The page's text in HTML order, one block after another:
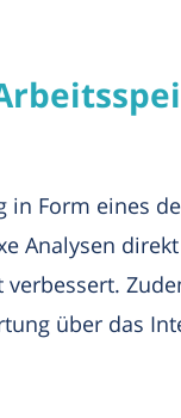
in Form eines
Analysen
über das